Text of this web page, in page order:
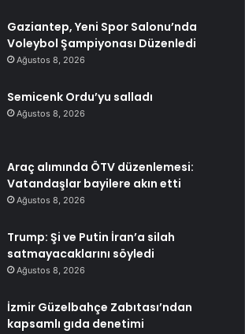
Gaziantep, Yeni Spor Salonu’nda
Voleybol Şampiyonası Düzenledi
Ağustos 8, 2026
Semicenk Ordu’yu salladı
Ağustos 8, 2026
Araç alımında ÖTV düzenlemesi:
Vatandaşlar bayilere akın etti
Ağustos 8, 2026
Trump: Şi ve Putin İran’a silah
satmayacaklarını söyledi
Ağustos 8, 2026
İzmir Güzelbahçe Zabıtası’ndan
kapsamlı gıda denetimi